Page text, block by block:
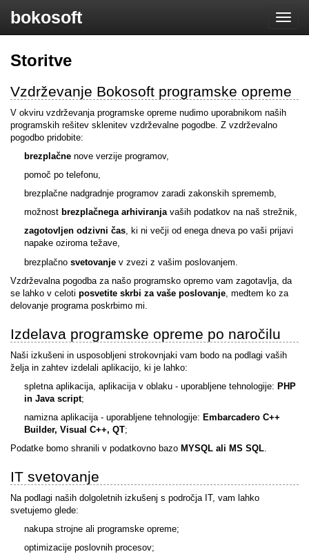
Toggle
bokosoft
Storitve
Vzdrževanje Bokosoft programske opreme
V okviru vzdrževanja programske opreme nudimo uporabnikom naših
programskih rešitev sklenitev vzdrževalne pogodbe. Z vzdrževalno
pogodbo pridobite:
brezplačne nove verzije programov,
pomoč po telefonu,
brezplačne nadgradnje programov zaradi zakonskih sprememb,
možnost brezplačnega arhiviranjavaših podatkov na naš strežnik,
zagotovljen odzivni čas, ki ni večji od enega dneva po vaši prijavi
napake oziroma težave,
brezplačno svetovanje v zvezi z vašim poslovanjem.
Vzdrževalna pogodba za našo programsko opremo vam zagotavlja, da
se lahko v celoti posvetite skrbi za vaše poslovanje , medtem ko za
delovanje programa poskrbimo mi.
Izdelava programske opreme po naročilu
Naši izkušeni in usposobljeni strokovnjaki vam bodo na podlagi vaših
želja in zahtev izdelali aplikacijo, ki je lahko:
spletna aplikacija, aplikacija v oblaku - uporabljene tehnologije: PHP
in Java script;
namizna aplikacija - uporabljene tehnologije: Embarcadero C++
Builder, Visual C++, QT;
Podatke bomo shranili v podatkovno bazo MYSQL ali MS SQL
IT svetovanje
Na podlagi naših dolgoletnih izkušenj s področja IT, vam lahko
svetujemo glede:
nakupa strojne ali programske opreme;
optimizacije poslovnih procesov;